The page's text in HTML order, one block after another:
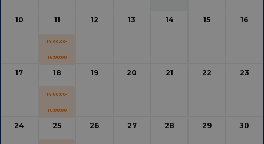
10 11
14:00:00-
16:00:00
12 13 14 15 16
17 18
14:00:00-
16:00:00
19 20 21 22 23
24 25 26 27 28 29 30